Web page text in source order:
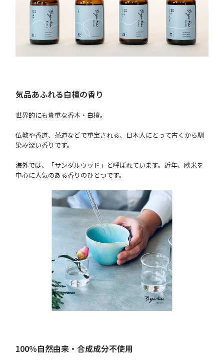
気品あふれる白檀の香り
世界的にも貴重な香木・白檀。
仏教や香道、茶道などで重宝される、日本人にとって古くから馴
染み深い香りです。
海外では、「サンダルウッド」と呼ばれています。近年、欧米を
中心に人気のある香りのひとつです。
100％自然由来・合成成分不使用